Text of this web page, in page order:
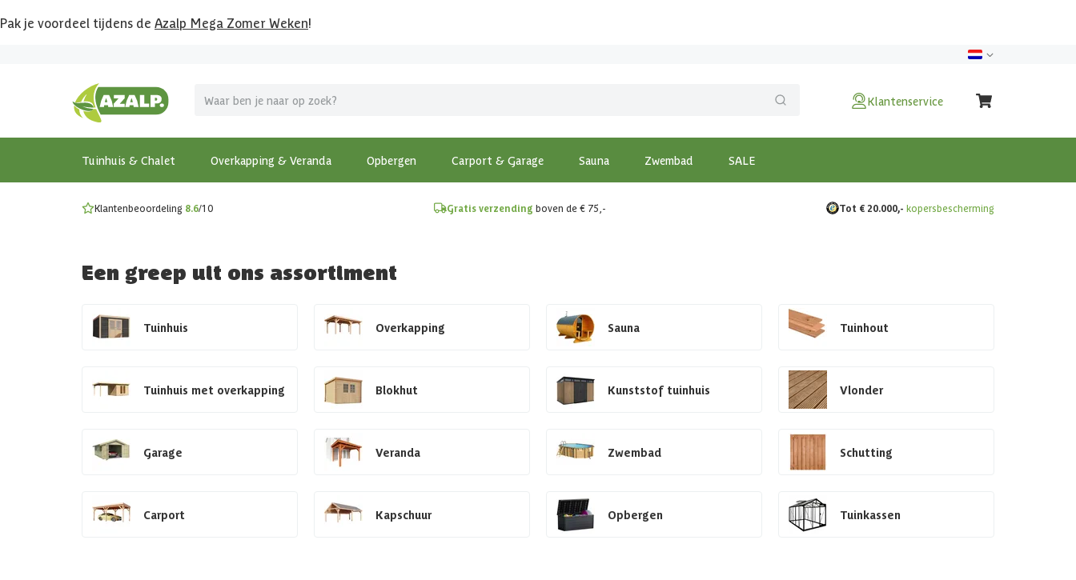
Pak je voordeel tijdens de Azalp Mega Zomer Weken!
Klantenservice
Tuinhuis & Chalet Overkapping & Veranda Opbergen Carport & Garage Sauna Zwembad SALE
MEGA zomer kortingen op overkappingen en tuinhuizen!
Bekijk de actiemodellen
Gratis wandplankset
Ontdek onze metalen overkappingen
Klantenbeoordeling 8.6/10 Gratis verzending boven de € 75,- Tot € 20.000,- kopersbescherming
Een greep uit ons assortiment
Tuinhuis Overkapping Sauna Tuinhout
Tuinhuis met overkapping Blokhut Kunststof tuinhuis Vlonder
Garage Veranda Zwembad Schutting
Carport Kapschuur Opbergen Tuinkassen